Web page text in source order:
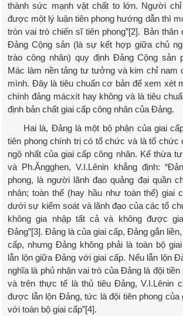
thành sức mạnh vật chất to lớn. Người chỉ
được một lý luận tiên phong hướng dẫn thì
tròn vai trò chiến sĩ tiên phong”[2]. Bản
Đảng Cộng sản (là sự kết hợp giữa chủ
trào công nhân) quy định Đảng Cộng sản
Mác làm nền tảng tư tưởng và kim chỉ nam
mình. Đây là tiêu chuẩn cơ bản để xem xét
chính đảng mácxít hay không và là tiêu
định bản chất giai cấp công nhân của Đảng.
Hai là, Đảng là một bộ phận của giai
tiên phong chính trị có tổ chức và là tổ chức
ngộ nhất của giai cấp công nhân. Kế thừa
và Ph.Ăngghen, V.I.Lênin khẳng định:
phong, là người lãnh đạo quảng đại quần
nhân; toàn thể (hay hầu như toàn thể) giai
dưới sự kiểm soát và lãnh đạo của các tổ
không gia nhập tất cả và không được
Đảng”[3]. Đảng là của giai cấp, Đảng gắn
cấp, nhưng Đảng không phải là toàn bộ
lẫn lộn giữa Đảng với giai cấp. Nếu lẫn lộn
nghĩa là phủ nhận vai trò của Đảng là đội
và trên thực tế là thủ tiêu Đảng, V.I.Lênin
được lẫn lộn Đảng, tức là đội tiên phong của
với toàn bộ giai cấp”[4].